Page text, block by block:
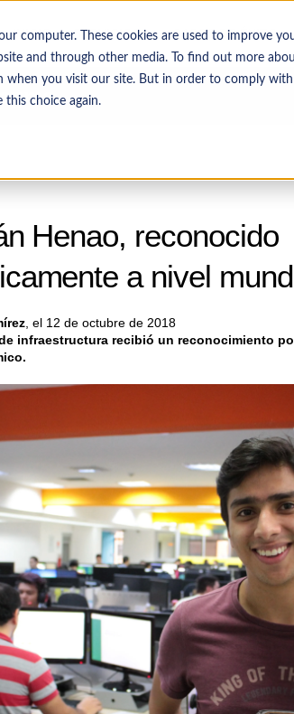
computer. These cookies are used to improve
and through other media. To find out more
you visit our site. But in order to comply
this choice again.
INICIO SERVICIOS CASOS DE ÉXITO
Henao, reconocido
a nivel
, el 12 de octubre de 2018
infraestructura recibió un reconocimiento